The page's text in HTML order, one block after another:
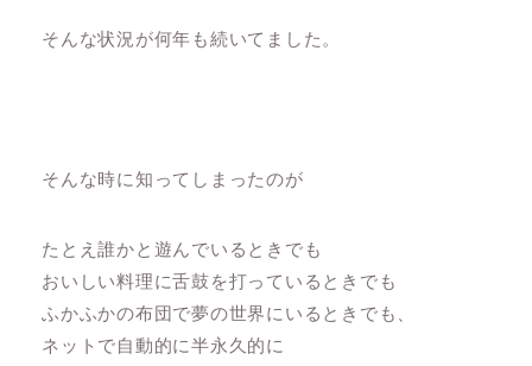
そんな状況が何年も続いてました。
そんな時に知ってしまったのが
たとえ誰かと遊んでいるときでも
おいしい料理に舌鼓を打っているときでも
ふかふかの布団で夢の世界にいるときでも、
ネットで自動的に半永久的に